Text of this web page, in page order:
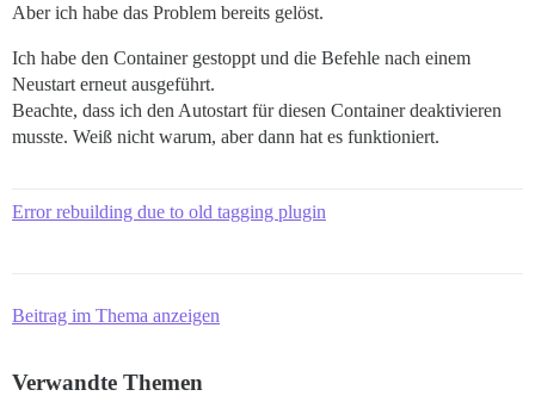
Aber ich habe das Problem bereits gelöst.
Ich habe den Container gestoppt und die Befehle nach einem
Neustart erneut ausgeführt.
Beachte, dass ich den Autostart für diesen Container deaktivieren
musste. Weiß nicht warum, aber dann hat es funktioniert.
Error rebuilding due to old tagging plugin
Beitrag im Thema anzeigen
Verwandte Themen